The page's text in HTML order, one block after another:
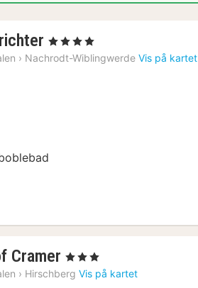
1
natt
, 4 Stjerner
› Nachrodt-Wiblingwerde Vis på kartet
Cramer 1
natt
, 3 Stjerner
› Hirschberg Vis på kartet